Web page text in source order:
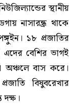
স্থানীয়
নাসারন্ধ্র থাকে
১৮ প্রজাতির
এদের বেশির ভাগই
অঞ্চলে বাস করে।
বিষুবরেখার
দক্ষ।